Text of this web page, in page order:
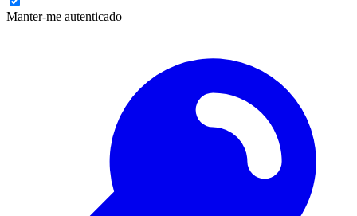
Manter-me autenticado